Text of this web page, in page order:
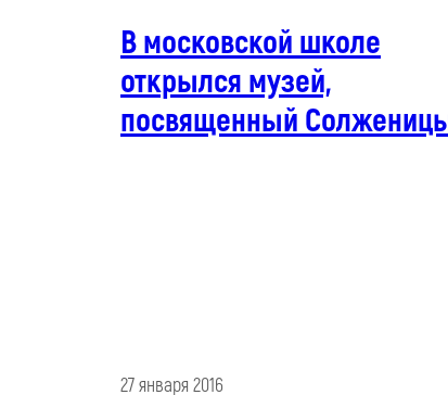
В московской школе
открылся музей,
посвященный
27 января 2016